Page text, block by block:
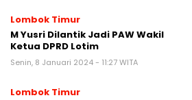
Lombok Timur
M Yusri Dilantik Jadi PAW Wakil
Ketua DPRD Lotim
Senin, 8 Januari 2024 - 11:27 WITA
Lombok Timur